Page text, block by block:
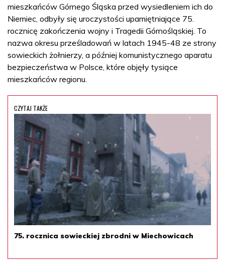
mieszkańców Górnego Śląska przed wysiedleniem ich do
Niemiec, odbyły się uroczystości upamiętniające 75.
rocznicę zakończenia wojny i Tragedii Górnośląskiej. To
nazwa okresu prześladowań w latach 1945-48 ze strony
sowieckich żołnierzy, a później komunistycznego aparatu
bezpieczeństwa w Polsce, które objęły tysiące
mieszkańców regionu.
CZYTAJ TAKŻE
75. rocznica sowieckiej zbrodni w Miechowicach